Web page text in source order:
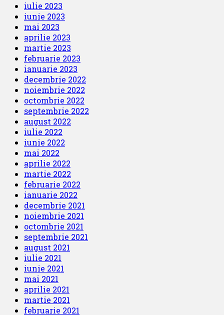
iulie 2023
iunie 2023
mai 2023
aprilie 2023
martie 2023
februarie 2023
ianuarie 2023
decembrie 2022
noiembrie 2022
octombrie 2022
septembrie 2022
august 2022
iulie 2022
iunie 2022
mai 2022
aprilie 2022
martie 2022
februarie 2022
ianuarie 2022
decembrie 2021
noiembrie 2021
octombrie 2021
septembrie 2021
august 2021
iulie 2021
iunie 2021
mai 2021
aprilie 2021
martie 2021
februarie 2021